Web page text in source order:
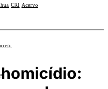
CRI Acervo